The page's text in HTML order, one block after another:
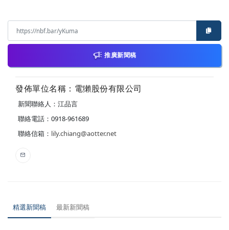
推廣新聞稿
發佈單位名稱：電獺股份有限公司
新聞聯絡人：江品言
聯絡電話：0918-961689
聯絡信箱： lily.chiang@aotter.net
精選新聞稿 最新新聞稿